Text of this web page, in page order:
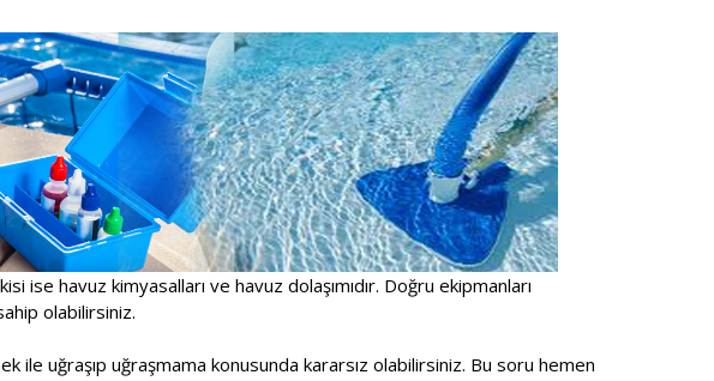
havuz kimyasalları ve havuz dolaşımıdır. Doğru ekipmanları
olabilirsiniz.
uğraşıp uğraşmama konusunda kararsız olabilirsiniz. Bu soru hemen